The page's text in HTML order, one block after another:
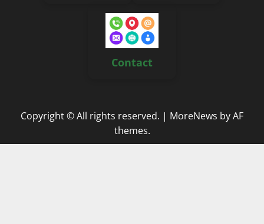
Contact
Copyright © All rights reserved. | MoreNews by AF
themes.